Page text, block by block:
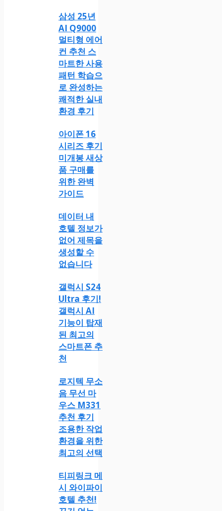
삼성 25년
AI Q9000
멀티형 에어
컨 추천 스
마트한 사용
패턴 학습으
로 완성하는
쾌적한 실내
환경 후기
아이폰 16
시리즈 후기
미개봉 새상
품 구매를
위한 완벽
가이드
데이터 내
호텔 정보가
없어 제목을
생성할 수
없습니다
갤럭시 S24
Ultra 후기!
갤럭시 AI
기능이 탑재
된 최고의
스마트폰 추
천
로지텍 무소
음 무선 마
우스 M331
추천 후기
조용한 작업
환경을 위한
최고의 선택
티피링크 메
시 와이파이
호텔 추천!